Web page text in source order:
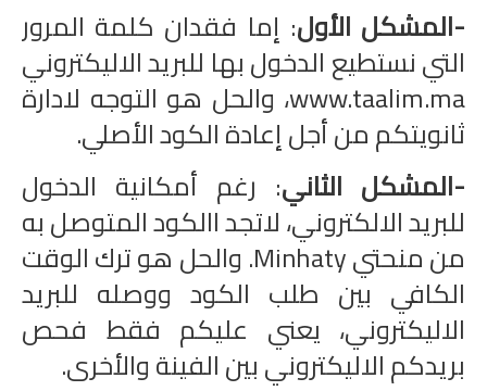
-المشكل الأول: إما فقدان كلمة المرور
التي نستطيع الدخول بها للبريد الاليكتروني
www.taalim.ma، والحل هو التوجه لادارة
ثانويتكم من أجل إعادة الكود الأصلي.
-المشكل الثاني: رغم أمكانية الدخول
للبريد الالكتروني، لاتجد االكود المتوصل به
من منحتي Minhaty. والحل هو ترك الوقت
الكافي بين طلب الكود ووصله للبريد
الاليكتروني، يعني عليكم فقط فحص
بريدكم الاليكتروني بين الفينة والأخرى.